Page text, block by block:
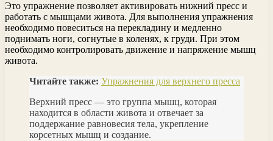
Это упражнение позволяет активировать нижний пресс и
работать с мышцами живота. Для выполнения упражнения
необходимо повеситься на перекладину и медленно
поднимать ноги, согнутые в коленях, к груди. При этом
необходимо контролировать движение и напряжение мышц
живота.
Читайте также: Упражнения для верхнего пресса
Верхний пресс — это группа мышц, которая
находится в области живота и отвечает за
поддержание равновесия тела, укрепление
корсетных мышц и создание.